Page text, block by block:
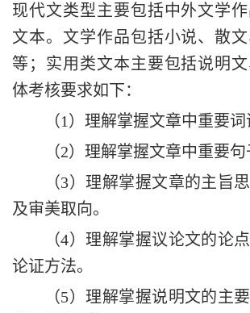
现代文类型主要包括中外文学
文本。文学作品包括小说、散
等；实用类文本主要包括说明
体考核要求如下：
（1）理解掌握文章中重要词
（2）理解掌握文章中重要句
（3）理解掌握文章的主旨
及审美取向。
（4）理解掌握议论文的论
论证方法。
（5）理解掌握说明文的主